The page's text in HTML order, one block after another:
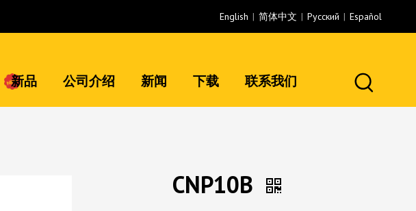
English | 简体中文 | Pусский | Español
新品 公司介绍 新闻 下载 联系我们
CNP10B